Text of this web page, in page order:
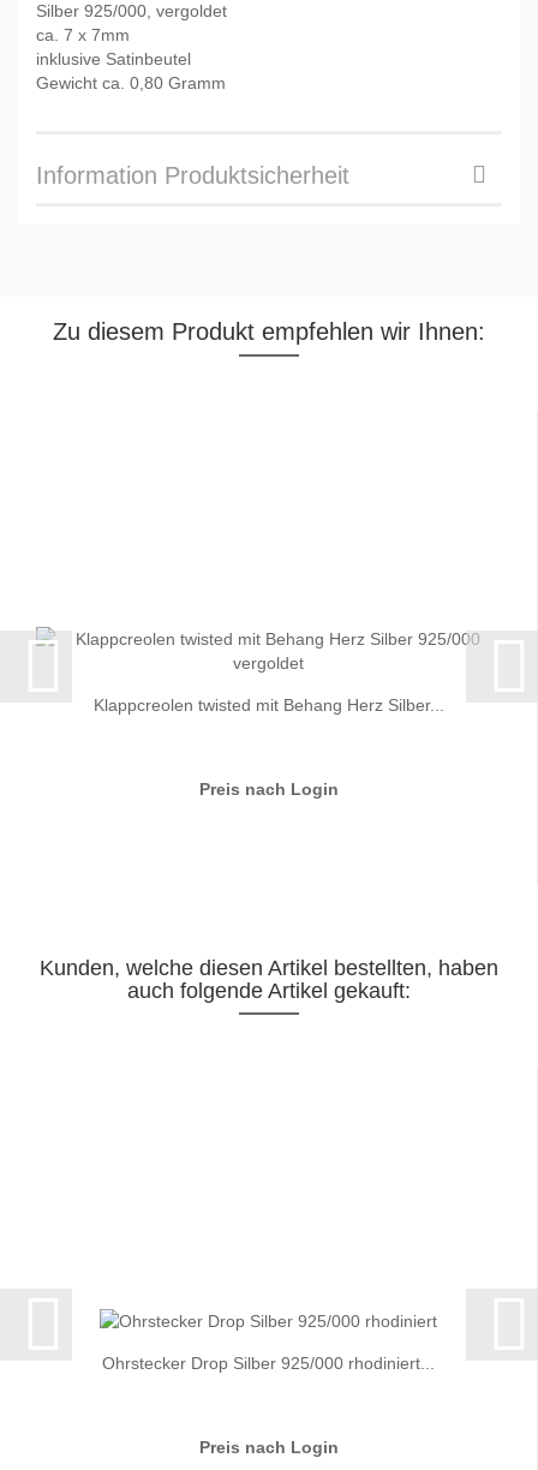
Silber 925/000, vergoldet
ca. 7 x 7mm
inklusive Satinbeutel
Gewicht ca. 0,80 Gramm
Information Produktsicherheit
Zu diesem Produkt empfehlen wir Ihnen:
Klappcreolen twisted mit Behang Herz Silber...
Preis nach Login
Kunden, welche diesen Artikel bestellten, haben
auch folgende Artikel gekauft:
Ohrstecker Drop Silber 925/000 rhodiniert...
Preis nach Login